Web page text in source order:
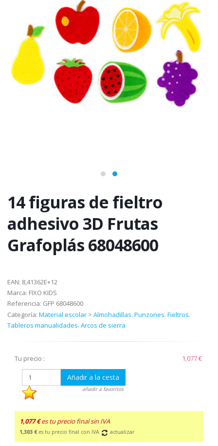
14 figuras de fieltro
adhesivo 3D Frutas
Grafoplás 68048600
EAN: 8,41362E+12
Marca: FIXO KIDS
Referencia: GFP 68048600
Categoría: Material escolar > Almohadillas. Punzones. Fieltros.
Tableros manualidades. Arcos de sierra
Tu precio : 1,077 €
Añadir a la cesta
añadir a favoritos
1,077 € es tu precio final sin IVA
1,303 € es tu precio final con IVA actualizar